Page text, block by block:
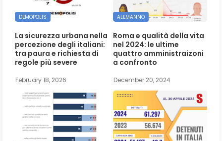
DEMOPOLIS
La sicurezza urbana nella
percezione degli italiani:
tra paura e richiesta di
regole più severe
February 18, 2026
ALEMANNO
Roma e qualità della vita
nel 2024: le ultime
quattro amministraizoni
a confronto
December 20, 2024